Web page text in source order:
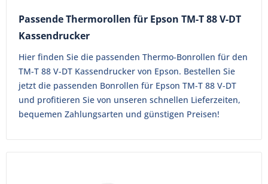
Passende Thermorollen für Epson TM-T 88 V-DT
Kassendrucker
Hier finden Sie die passenden Thermo-Bonrollen für den
TM-T 88 V-DT Kassendrucker von Epson. Bestellen Sie
jetzt die passenden Bonrollen für Epson TM-T 88 V-DT
und profitieren Sie von unseren schnellen Lieferzeiten,
bequemen Zahlungsarten und günstigen Preisen!